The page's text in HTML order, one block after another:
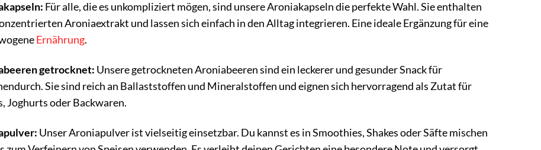
Für alle, die es unkompliziert mögen, sind unsere Aroniakapseln die perfekte Wahl. Sie enthalten
Aroniaextrakt und lassen sich einfach in den Alltag integrieren. Eine ideale Ergänzung für eine
Ernährung.
getrocknet: Unsere getrockneten Aroniabeeren sind ein leckerer und gesunder Snack für
Sie sind reich an Ballaststoffen und Mineralstoffen und eignen sich hervorragend als Zutat für
Joghurts oder Backwaren.
Unser Aroniapulver ist vielseitig einsetzbar. Du kannst es in Smoothies, Shakes oder Säfte mischen